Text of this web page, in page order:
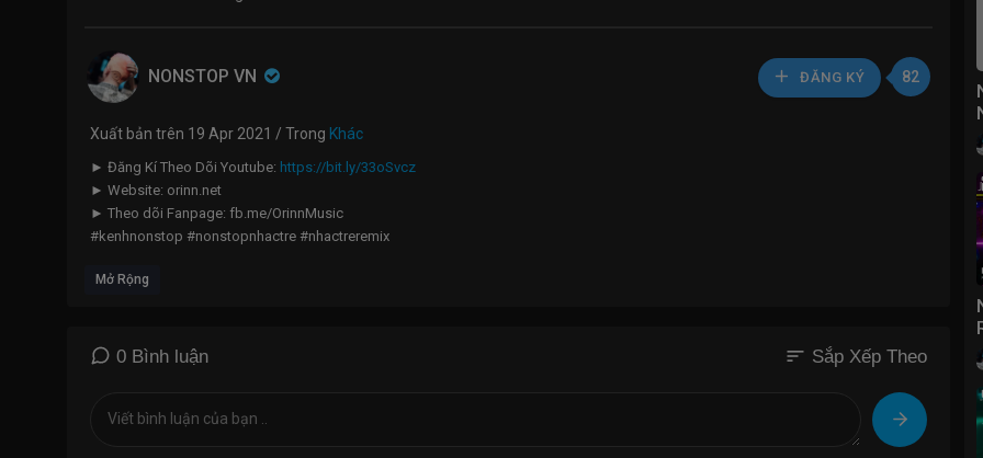
NONSTOP VN ĐĂNG KÝ 82
Xuất bản trên 19 Apr 2021 / Trong Khác
► Đăng Kí Theo Dõi Youtube: https://bit.ly/33oSvcz
► Website: orinn.net
► Theo dõi Fanpage: fb.me/OrinnMusic
#kenhnonstop #nonstopnhactre #nhactreremix
☞ LH Vấn Đề Bản Quyền:
--------------------------------------------------------------------
Mở Rộng
0 Bình luận sort Sắp Xếp Theo